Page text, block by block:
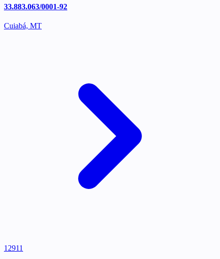
33.883.063/0001-92
Cuiabá, MT
12911